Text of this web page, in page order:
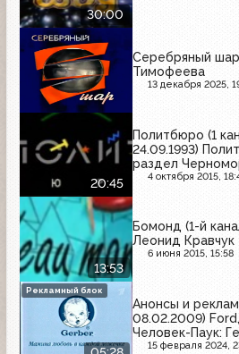
30:00
Серебряный шар
Тимофеева
13 декабря 2025,
20:45
Политбюро (1
24.09.1993)
раздел
Гос. комитетом
4 октября 2015,
13:53
Бомонд (1-й
Леонид Кравчук
6 июня 2015, 15:58
Анонсы и
08.02.2009)
Человек-Паук:
Бархатные
15 февраля 2024,
Рекламный блок